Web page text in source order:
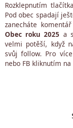
Rozklepnutím
Pod obec spadají
zanecháte
Obec roku 2025 a
velmi potěší, když
svůj follow. Pro
nebo FB kliknutím